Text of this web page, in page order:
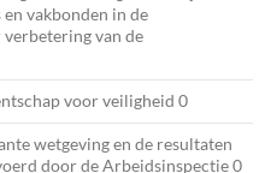
vakbonden in de
van de
voor veiligheid 0
wetgeving en de resultaten
door de Arbeidsinspectie 0